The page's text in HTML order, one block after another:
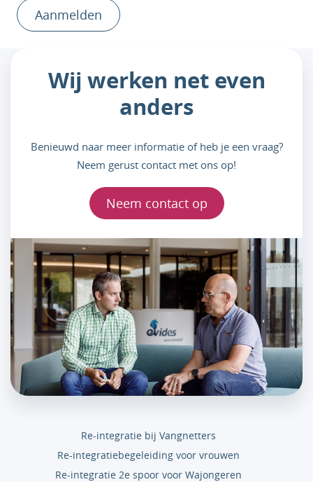
Aanmelden
Wij werken net even
anders
Benieuwd naar meer informatie of heb je een vraag?
Neem gerust contact met ons op!
Neem contact op
Re-integratie bij Vangnetters
Re-integratiebegeleiding voor vrouwen
Re-integratie 2e spoor voor Wajongeren